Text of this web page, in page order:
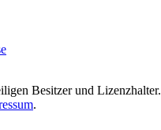
Besitzer und Lizenzhalter.
.